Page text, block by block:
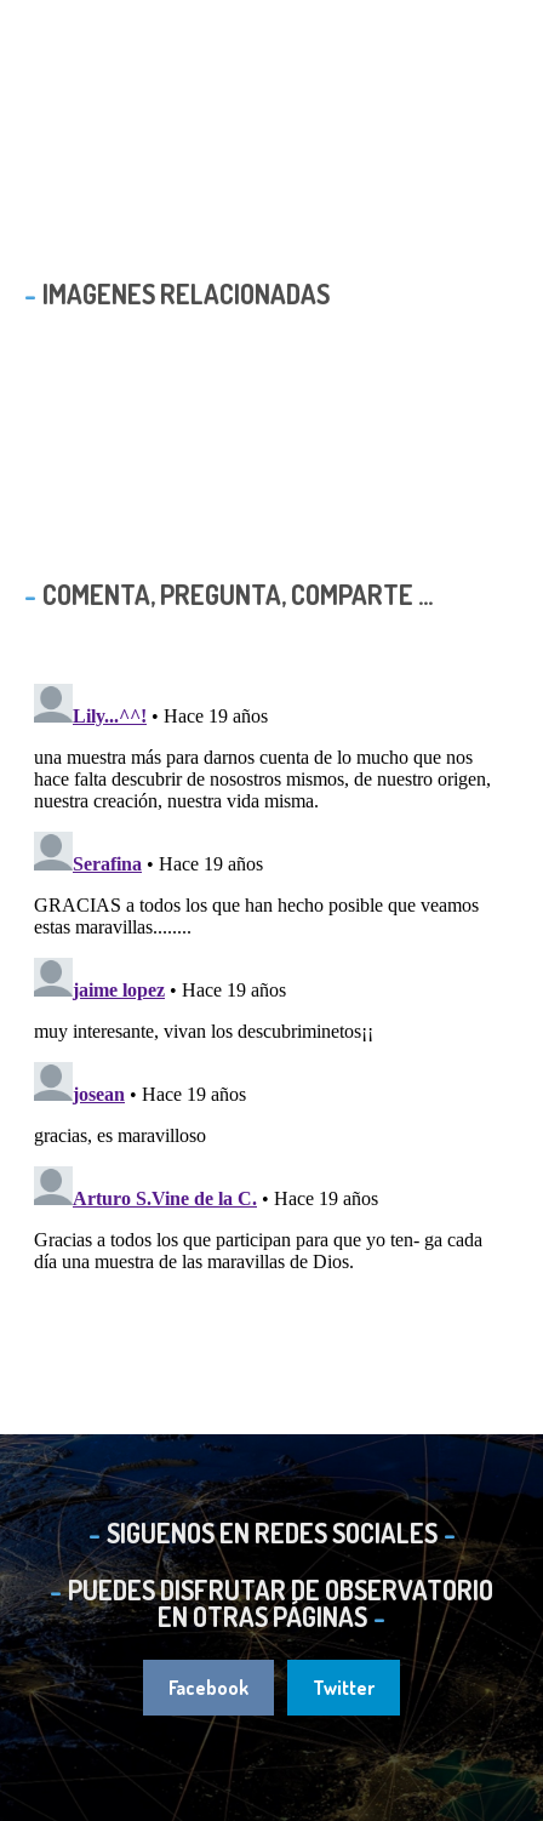
IMAGENES RELACIONADAS
COMENTA, PREGUNTA, COMPARTE ...
SIGUENOS EN REDES SOCIALES
PUEDES DISFRUTAR DE OBSERVATORIO
EN OTRAS PÁGINAS
Facebook Twitter